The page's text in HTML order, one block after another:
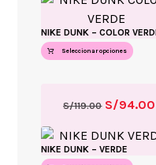
NIKE DUNK – COLOR
Seleccionar opciones
NIKE DUNK – VERDE
S/119.00 S/94.00